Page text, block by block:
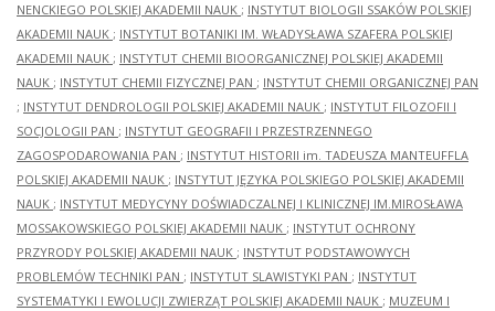
NENCKIEGO POLSKIEJ AKADEMII NAUK ; INSTYTUT BIOLOGII SSAKÓW POLSKIEJ
AKADEMII NAUK ; INSTYTUT BOTANIKI IM. WŁADYSŁAWA SZAFERA POLSKIEJ
AKADEMII NAUK ; INSTYTUT CHEMII BIOORGANICZNEJ POLSKIEJ AKADEMII
NAUK ; INSTYTUT CHEMII FIZYCZNEJ PAN ; INSTYTUT CHEMII ORGANICZNEJ PAN
; INSTYTUT DENDROLOGII POLSKIEJ AKADEMII NAUK ; INSTYTUT FILOZOFII I
SOCJOLOGII PAN ; INSTYTUT GEOGRAFII I PRZESTRZENNEGO
ZAGOSPODAROWANIA PAN ; INSTYTUT HISTORII im. TADEUSZA MANTEUFFLA
POLSKIEJ AKADEMII NAUK ; INSTYTUT JĘZYKA POLSKIEGO POLSKIEJ AKADEMII
NAUK ; INSTYTUT MEDYCYNY DOŚWIADCZALNEJ I KLINICZNEJ IM.MIROSŁAWA
MOSSAKOWSKIEGO POLSKIEJ AKADEMII NAUK ; INSTYTUT OCHRONY
PRZYRODY POLSKIEJ AKADEMII NAUK ; INSTYTUT PODSTAWOWYCH
PROBLEMÓW TECHNIKI PAN ; INSTYTUT SLAWISTYKI PAN ; INSTYTUT
SYSTEMATYKI I EWOLUCJI ZWIERZĄT POLSKIEJ AKADEMII NAUK ; MUZEUM I